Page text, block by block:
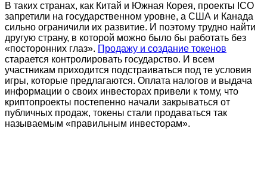
В таких странах, как Китай и Южная Корея, проекты ICO
запретили на государственном уровне, а США и Канада
сильно ограничили их развитие. И поэтому трудно найти
другую страну, в которой можно было бы работать без
«посторонних глаз». Продажу и создание токенов
старается контролировать государство. И всем
участникам приходится подстраиваться под те условия
игры, которые предлагаются. Оплата налогов и выдача
информации о своих инвесторах привели к тому, что
криптопроекты постепенно начали закрываться от
публичных продаж, токены стали продаваться так
называемым «правильным инвесторам».